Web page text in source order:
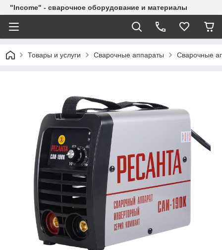
"Income" - сварочное оборудование и материалы
Товары и услуги Сварочные аппараты Сварочные